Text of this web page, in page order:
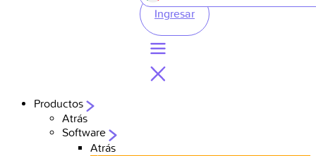
Ingresar
Productos
Atrás
Software
Atrás